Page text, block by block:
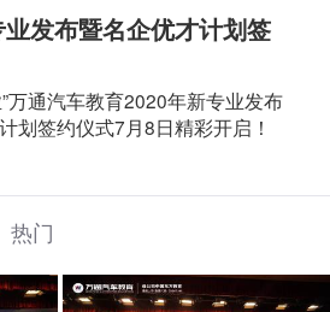
发布暨名企优才计划签
”万通汽车教育2020年新专业发布
划签约仪式7月8日精彩开启！
热门